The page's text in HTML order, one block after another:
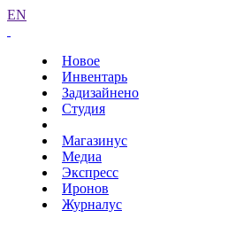
EN
Новое
Инвентарь
Задизайнено
Студия
Магазинус
Медиа
Экспресс
Иронов
Журналус